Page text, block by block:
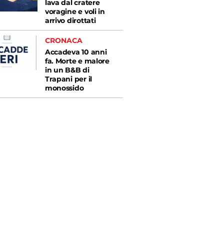
lava dal cratere
voragine e voli in
arrivo dirottati
CRONACA
Accadeva 10 anni
fa. Morte e malore
in un B&B di
Trapani per il
monossido